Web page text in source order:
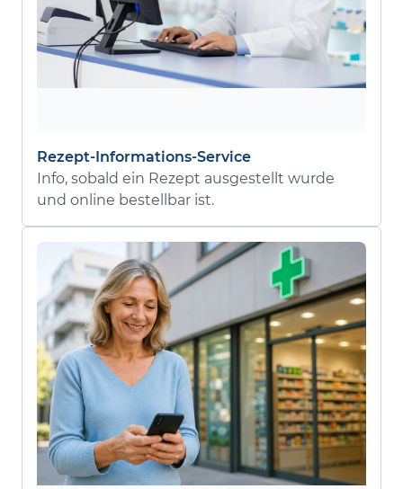
Rezept-Informations-Service
Info, sobald ein Rezept ausgestellt wurde
und online bestellbar ist.